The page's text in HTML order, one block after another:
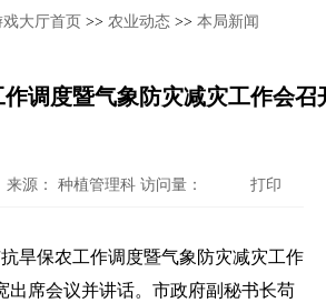
大厅首页 >> 农业动态 >> 本局新闻
调度暨气象防灾减灾工作会召
来源： 种植管理科 访问量： 打印
旱保农工作调度暨气象防灾减灾工作
出席会议并讲话。市政府副秘书长苟